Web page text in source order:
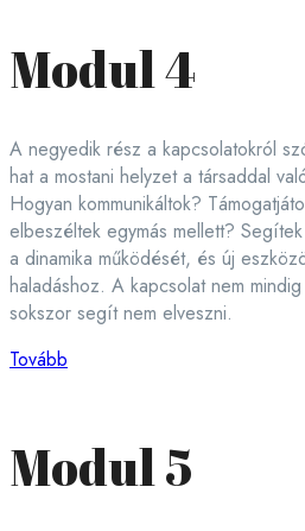
Modul 4
A negyedik rész a kapcsolatokról
hat a mostani helyzet a társaddal
Hogyan kommunikáltok?
elbeszéltek egymás mellett?
a dinamika működését, és új
haladáshoz. A kapcsolat nem
sokszor segít nem elveszni.
Tovább
Modul 5